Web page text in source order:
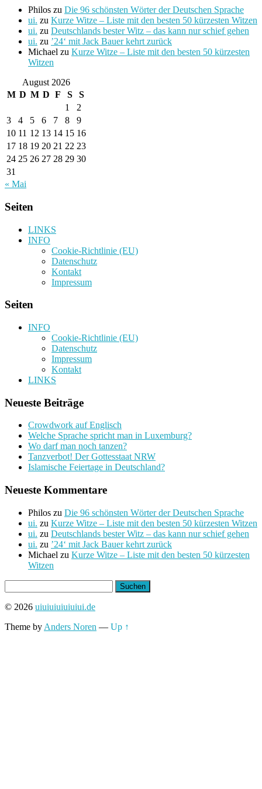
Philos zu Die 96 schönsten Wörter der Deutschen Sprache
ui. zu Kurze Witze – Liste mit den besten 50 kürzesten Witzen
ui. zu Deutschlands bester Witz – das kann nur schief gehen
ui. zu ’24‘ mit Jack Bauer kehrt zurück
Michael zu Kurze Witze – Liste mit den besten 50 kürzesten
Witzen
August 2026
M D M D F S
S
1
2
3
4 5 6 7 8
9
10 11 12 13 14 15 16
17 18 19 20 21 22 23
24 25 26 27 28 29 30
31
« Mai
Seiten
LINKS
INFO
Cookie-Richtlinie (EU)
Datenschutz
Kontakt
Impressum
Seiten
INFO
Cookie-Richtlinie (EU)
Datenschutz
Impressum
Kontakt
LINKS
Neueste Beiträge
Crowdwork auf Englisch
Welche Sprache spricht man in Luxemburg?
Wo darf man noch tanzen?
Tanzverbot! Der Gottesstaat NRW
Islamische Feiertage in Deutschland?
Neueste Kommentare
Philos zu Die 96 schönsten Wörter der Deutschen Sprache
ui. zu Kurze Witze – Liste mit den besten 50 kürzesten Witzen
ui. zu Deutschlands bester Witz – das kann nur schief gehen
ui. zu ’24‘ mit Jack Bauer kehrt zurück
Michael zu Kurze Witze – Liste mit den besten 50 kürzesten
Witzen
nach:
© 2026 uiuiuiuiuiuiui.de
Theme by Anders Noren — Up ↑